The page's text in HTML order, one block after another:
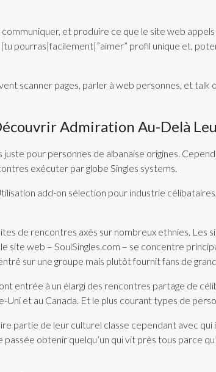
et produire ce que le site web
profil unique et,
scanner pages, parler à web personnes, et talk
Admiration Au-Delà
pour personnes de albanaise origines.
exécuter par globe Singles systems.
add-on sélection pour industrie
de rencontres axés sur nombreux ethnies. Les
site web – SoulSingles.com – se concentre
sur une groupe mais plutôt fournit fans de
entrée à un élargi des rencontres partage de
Uni et au Canada. Et le plus courant types de
partie de leur culturel classe cependant avec
obtenir quelqu’un qui vit près tous parce